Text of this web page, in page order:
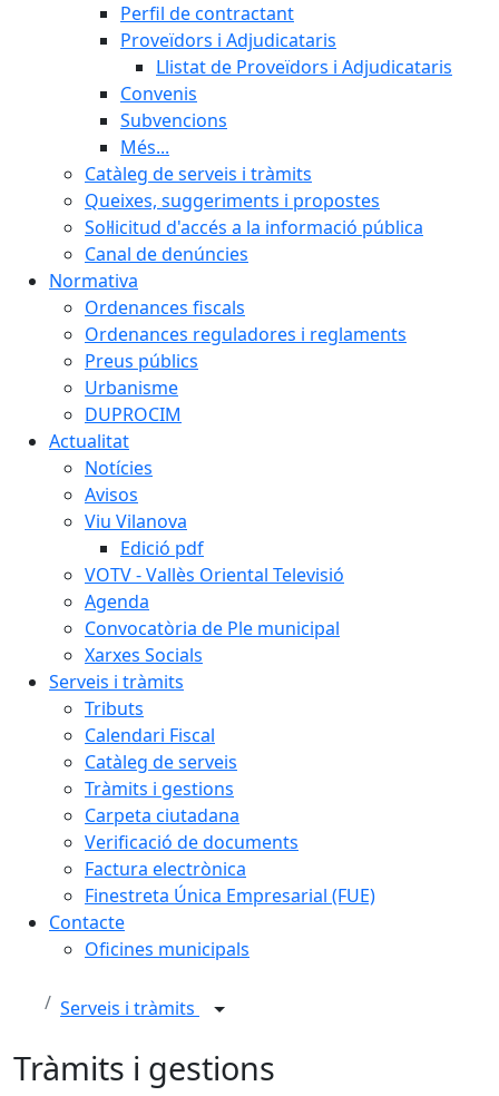
Perfil de contractant
Proveïdors i Adjudicataris
Llistat de Proveïdors i Adjudicataris
Convenis
Subvencions
Més...
Catàleg de serveis i tràmits
Queixes, suggeriments i propostes
Sol·licitud d'accés a la informació pública
Canal de denúncies
Normativa
Ordenances fiscals
Ordenances reguladores i reglaments
Preus públics
Urbanisme
DUPROCIM
Actualitat
Notícies
Avisos
Viu Vilanova
Edició pdf
VOTV - Vallès Oriental Televisió
Agenda
Convocatòria de Ple municipal
Xarxes Socials
Serveis i tràmits
Tributs
Calendari Fiscal
Catàleg de serveis
Tràmits i gestions
Carpeta ciutadana
Verificació de documents
Factura electrònica
Finestreta Única Empresarial (FUE)
Contacte
Oficines municipals
Serveis i tràmits
Tràmits i gestions